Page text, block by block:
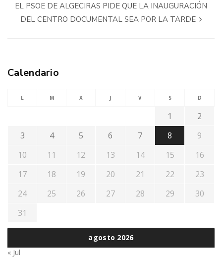
EL PSOE DE ALGECIRAS PIDE QUE LA INAUGURACIÓN
DEL CENTRO DOCUMENTAL SEA POR LA TARDE
Calendario
agosto 2026
L M X J V S D
1
2
3
4 5 6 7 8
9
10
11 12 13 14 15
16
17
18 19 20 21 22
23
24
25 26 27 28 29
30
31
« Jul